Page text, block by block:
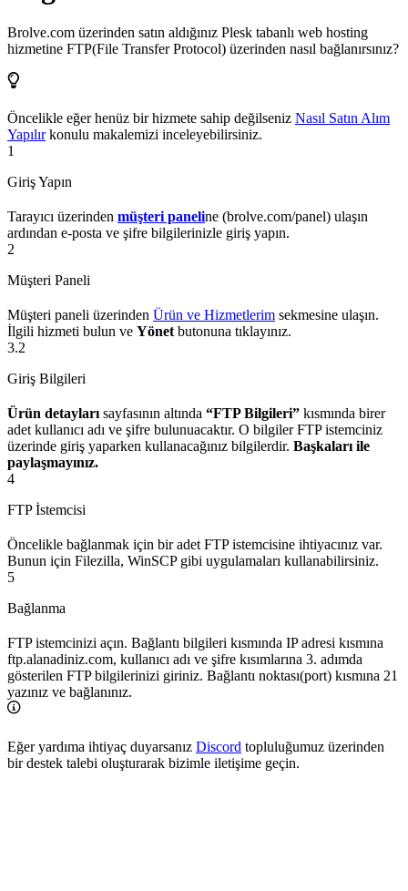
Brolve.com üzerinden satın aldığınız Plesk tabanlı web hosting
hizmetine FTP(File Transfer Protocol) üzerinden nasıl bağlanırsınız?
Öncelikle eğer henüz bir hizmete sahip değilseniz Nasıl Satın Alım
Yapılırkonulu makalemizi inceleyebilirsiniz.
1
Giriş Yapın
Tarayıcı üzerinden müşteri paneline (brolve.com/panel) ulaşın
ardından e-posta ve şifre bilgilerinizle giriş yapın.
2
Müşteri Paneli
Müşteri paneli üzerinden Ürün ve Hizmetlerim sekmesine ulaşın.
İlgili hizmeti bulun ve Yönet butonuna tıklayınız.
3.2
Giriş Bilgileri
Ürün detayları sayfasının altında “FTP Bilgileri” kısmında birer
adet kullanıcı adı ve şifre bulunuacaktır. O bilgiler FTP istemciniz
üzerinde giriş yaparken kullanacağınız bilgilerdir. Başkaları ile
paylaşmayınız.
4
FTP İstemcisi
Öncelikle bağlanmak için bir adet FTP istemcisine ihtiyacınız var.
Bunun için Filezilla, WinSCP gibi uygulamaları kullanabilirsiniz.
5
Bağlanma
FTP istemcinizi açın. Bağlantı bilgileri kısmında IP adresi kısmına
ftp.alanadiniz.com, kullanıcı adı ve şifre kısımlarına 3. adımda
gösterilen FTP bilgilerinizi giriniz. Bağlantı noktası(port) kısmına 21
yazınız ve bağlanınız.
Eğer yardıma ihtiyaç duyarsanız Discord topluluğumuz üzerinden
bir destek talebi oluşturarak bizimle iletişime geçin.